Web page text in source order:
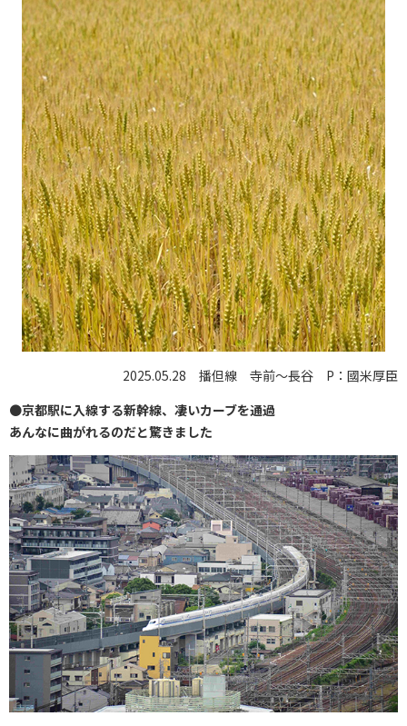
2025.05.28 播但線 寺前～長谷 P：國米厚臣
●京都駅に入線する新幹線、凄いカーブを通過
あんなに曲がれるのだと驚きました